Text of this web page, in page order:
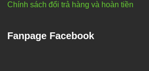
Chính sách đổi trả hàng và hoàn tiền
Fanpage Facebook